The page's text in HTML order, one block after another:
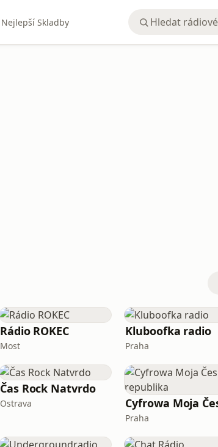
Nejlepší Skladby
Rádio ROKEC
Most
Kluboofka radio
Praha
Čas Rock Natvrdo
Ostrava
Praha